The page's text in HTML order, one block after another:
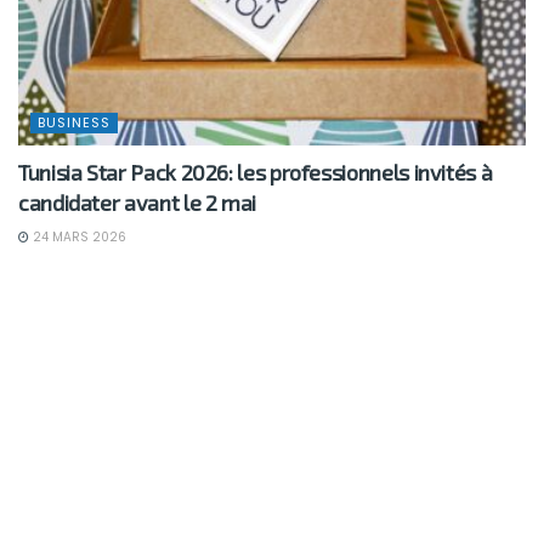
BUSINESS
Tunisia Star Pack 2026: les professionnels invités à
candidater avant le 2 mai
24 MARS 2026